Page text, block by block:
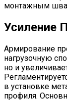
монтажным
Усиление
Армирование
нагрузочную
но и
в установке
профиля.